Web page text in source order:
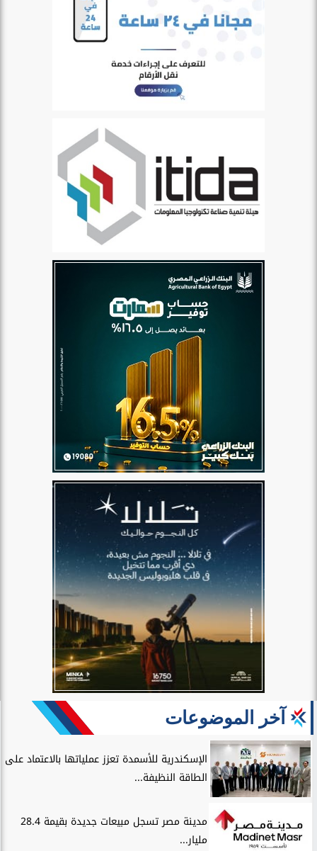
آخر الموضوعات
الإسكندرية للأسمدة تعزز عملياتها بالاعتماد على
الطاقة النظيفة...
مدينة مصر تسجل مبيعات جديدة بقيمة 28.4
مليار...